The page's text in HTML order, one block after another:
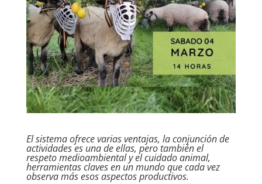
El sistema ofrece varias ventajas, la conjunción de
actividades es una de ellas, pero también el
respeto medioambiental y el cuidado animal,
herramientas claves en un mundo que cada vez
observa más esos aspectos productivos.